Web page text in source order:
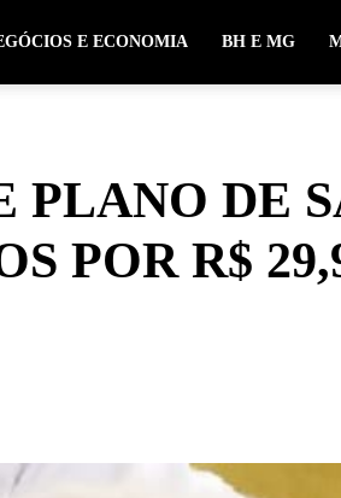
E ECONOMIA BH E MG
PLANO DE
POR R$